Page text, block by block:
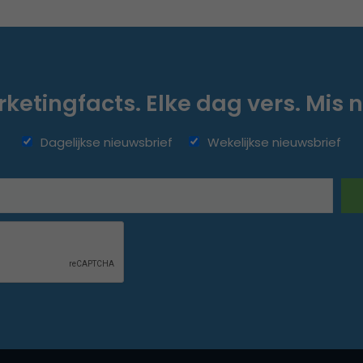
Elke dag vers. Mis
Dagelijkse nieuwsbrief Wekelijkse nieuwsbrief